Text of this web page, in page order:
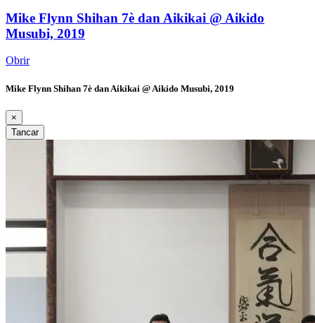
Mike Flynn Shihan 7è dan Aikikai @ Aikido
Musubi, 2019
Obrir
Mike Flynn Shihan 7è dan Aikikai @ Aikido Musubi, 2019
×
Tancar